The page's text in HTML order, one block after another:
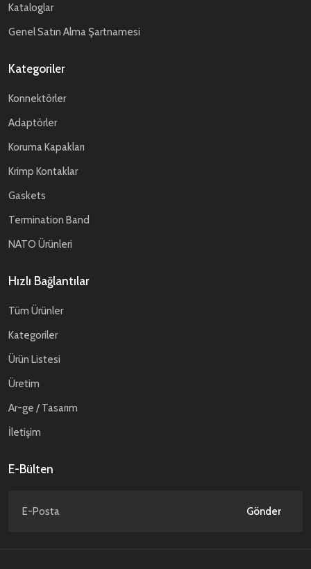
Kataloglar
Genel Satın Alma Şartnamesi
Kategoriler
Konnektörler
Adaptörler
Koruma Kapakları
Krimp Kontaklar
Gaskets
Termination Band
NATO Ürünleri
Hızlı Bağlantılar
Tüm Ürünler
Kategoriler
Ürün Listesi
Üretim
Ar-ge / Tasarım
İletişim
E-Bülten
Gönder